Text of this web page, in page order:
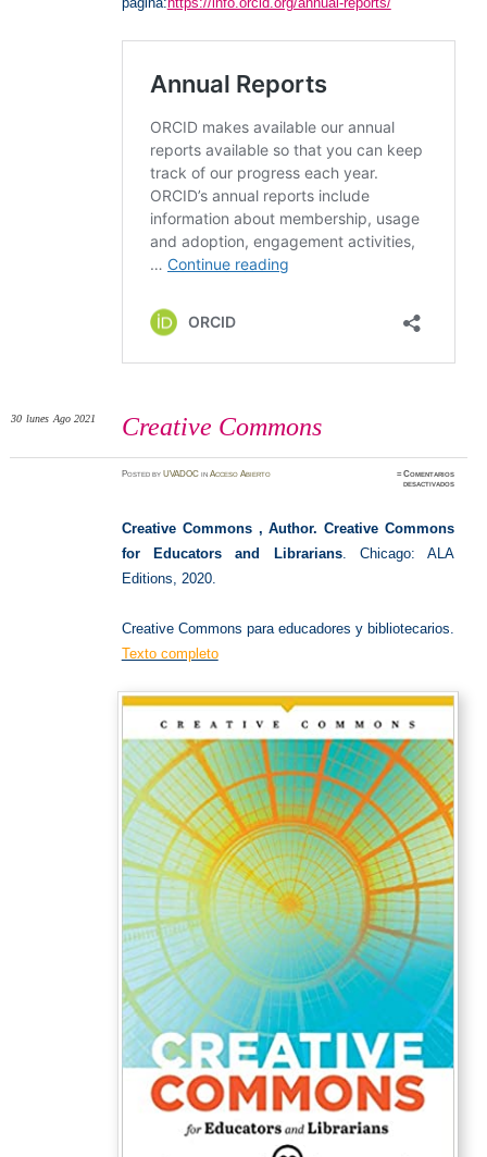
Creative Commons
30 lunes Ago 2021
PostedbyUVADOC inAcceso Abierto ≈Comentarios
desactivadosen
Creative Commons , Author. Creative Commons
for Educators and Librarians. Chicago: ALA
Editions, 2020.
Creative Commons para educadores y bibliotecarios.
Texto completo